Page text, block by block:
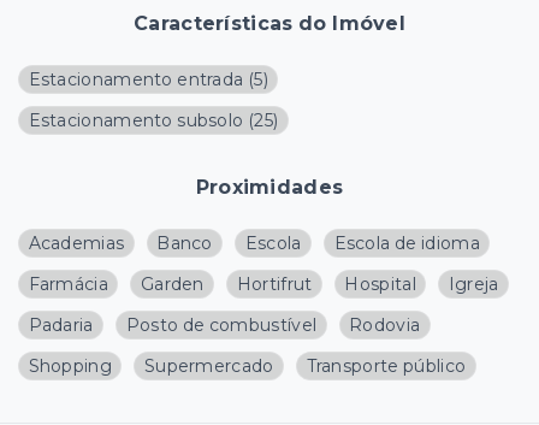
Características do Imóvel
Estacionamento entrada (5)
Estacionamento subsolo (25)
Proximidades
Academias Banco Escola
Escola de idioma
Farmácia
Garden Hortifrut Hospital
Igreja
Padaria
Posto de combustível
Rodovia
Shopping
Supermercado Transporte público